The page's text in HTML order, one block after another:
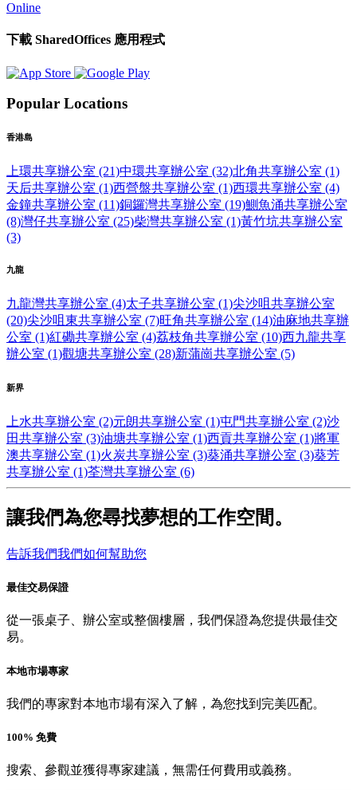
Online
下載 SharedOffices 應用程式
Popular Locations
香港島
上環共享辦公室 (21)中環共享辦公室 (32)北角共享辦公室 (1)
天后共享辦公室 (1)西營盤共享辦公室 (1)西環共享辦公室 (4)
金鐘共享辦公室 (11)銅鑼灣共享辦公室 (19)鰂魚涌共享辦公室
(8)灣仔共享辦公室 (25)柴灣共享辦公室 (1)黃竹坑共享辦公室
(3)
九龍
九龍灣共享辦公室 (4)太子共享辦公室 (1)尖沙咀共享辦公室
(20)尖沙咀東共享辦公室 (7)旺角共享辦公室 (14)油麻地共享辦
公室 (1)紅磡共享辦公室 (4)荔枝角共享辦公室 (10)西九龍共享
辦公室 (1)觀塘共享辦公室 (28)新蒲崗共享辦公室 (5)
新界
上水共享辦公室 (2)元朗共享辦公室 (1)屯門共享辦公室 (2)沙
田共享辦公室 (3)油塘共享辦公室 (1)西貢共享辦公室 (1)將軍
澳共享辦公室 (1)火炭共享辦公室 (3)葵涌共享辦公室 (3)葵芳
共享辦公室 (1)荃灣共享辦公室 (6)
讓我們為您尋找夢想的工作空間。
告訴我們我們如何幫助您
最佳交易保證
從一張桌子、辦公室或整個樓層，我們保證為您提供最佳交
易。
本地市場專家
我們的專家對本地市場有深入了解，為您找到完美匹配。
100% 免費
搜索、參觀並獲得專家建議，無需任何費用或義務。